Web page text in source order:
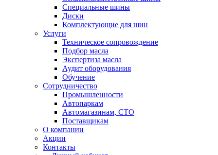
Специальные шины
Диски
Комплектующие для шин
Услуги
Техническое сопровождение
Подбор масла
Экспертиза масла
Аудит оборудования
Обучение
Сотрудничество
Промышленности
Автопаркам
Автомагазинам, СТО
Поставщикам
О компании
Акции
Контакты